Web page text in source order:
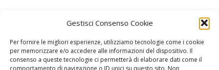
Gestisci Consenso Cookie
Per fornire le migliori esperienze, utilizziamo tecnologie come i cookie
per memorizzare e/o accedere alle informazioni del dispositivo. Il
consenso a queste tecnologie ci permetterà di elaborare dati come il
comportamento di navigazione o ID unici su questo sito. Non
DEAR CUSTOMERS, THE MINIMUN ORDER